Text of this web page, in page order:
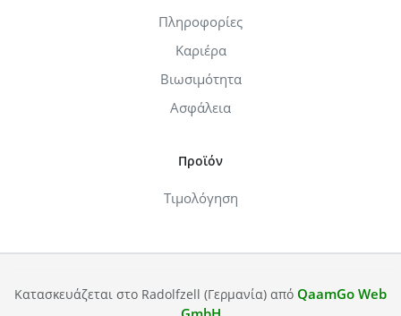
Πληροφορίες
Καριέρα
Βιωσιμότητα
Ασφάλεια
Προϊόν
Τιμολόγηση
Κατασκευάζεται στο Radolfzell (Γερμανία) από QaamGo Web